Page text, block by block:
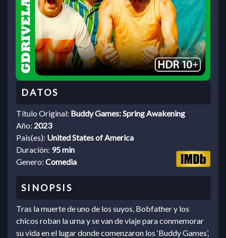
Título Original: Buddy Games: Spring Awakening
Año: 2023
Pais(es): United States of America
Duración: 95 min
Genero: Comedia
Tras la muerte de uno de los suyos, Bobfather y los
chicos roban la urna y se van de viaje para conmemorar
su vida en el lugar donde comenzaron los ‘Buddy Games’,